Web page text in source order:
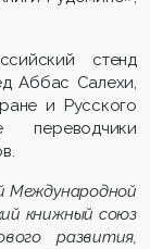
стенд
Аббас Салехи,
и Русского
Международной
книжный союз
развития,